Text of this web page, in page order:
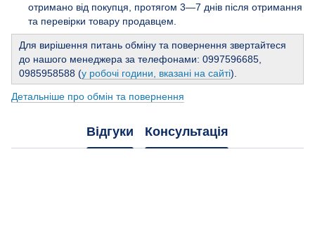
отримано від покупця, протягом 3—7 днів після отримання
та перевірки товару продавцем.
Для вирішення питань обміну та повернення звертайтеся
до нашого менеджера за телефонами: 0997596685,
0985958588 (у робочі години, вказані на сайті).
Детальніше про обмін та повернення
Відгуки Консультація